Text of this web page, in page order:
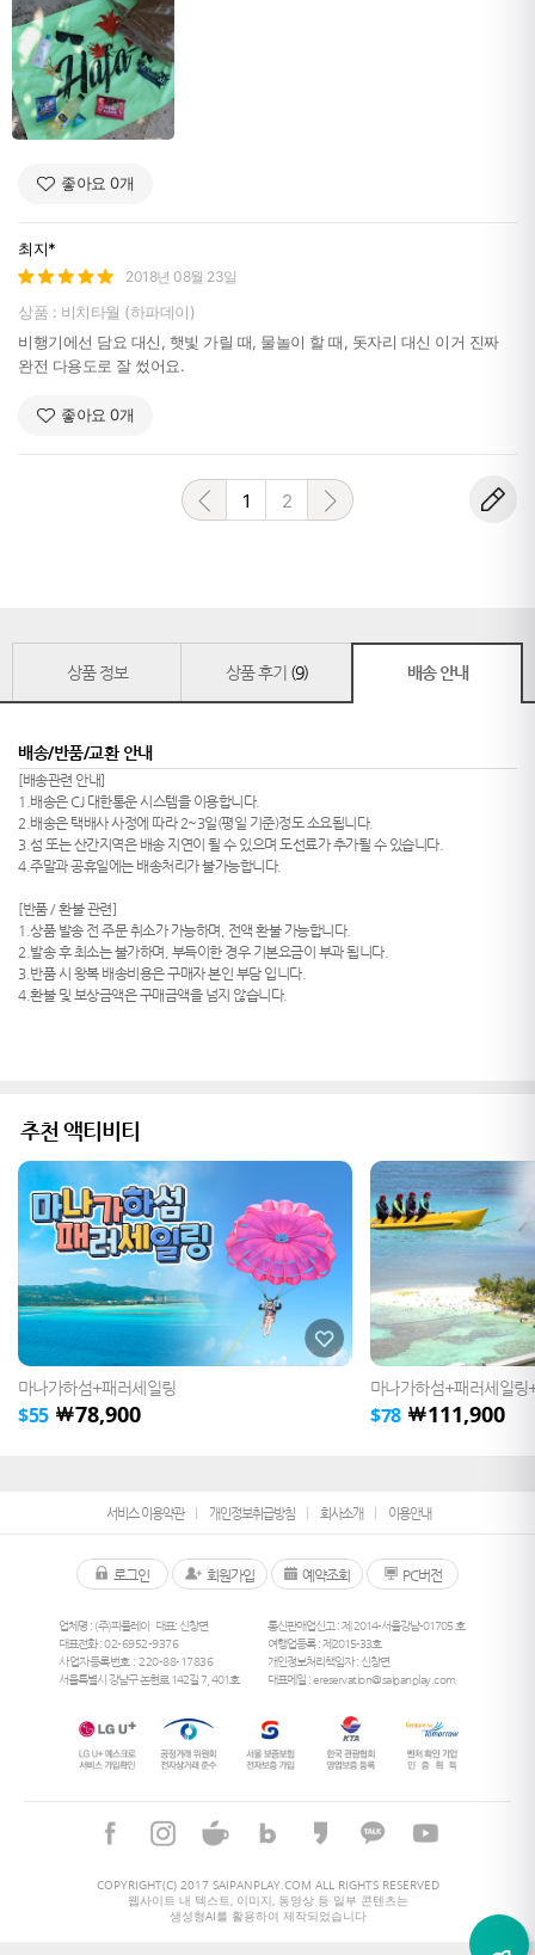
좋으니 (호텔 타올은 젖으면 빨리 안 마름 ㅠ 그래서 두르고 있으면 더 추움
ㅠㅠ) 없으신 분들은 이참에 겟 하세요 !
좋아요 0개
최지*
2018년 08월 23일
상품 : 비치타월 (하파데이)
비행기에선 담요 대신, 햇빛 가릴 때, 물놀이 할 때, 돗자리 대신 이거 진짜
완전 다용도로 잘 썼어요.
좋아요 0개
1 2
상품 정보 상품 후기 (9) 배송 안내
배송/반품/교환 안내
[배송관련 안내]
1.배송은 CJ 대한통운 시스템을 이용합니다.
2.배송은 택배사 사정에 따라 2~3일(평일 기준)정도 소요됩니다.
3.섬 또는 산간지역은 배송 지연이 될 수 있으며 도선료가 추가될 수 있습니다.
4.주말과 공휴일에는 배송처리가 불가능합니다.
[반품 / 환불 관련]
1.상품 발송 전 주문 취소가 가능하며, 전액 환불 가능합니다.
2.발송 후 최소는 불가하며, 부득이한 경우 기본요금이 부과 됩니다.
3.반품 시 왕복 배송비용은 구매자 본인 부담 입니다.
4.환불 및 보상금액은 구매금액을 넘지 않습니다.
추천 액티비티
마나가하섬+패러세일링
$55 ￦78,900
마나가하섬+패러세일링
$78 ￦111,900
서비스 이용약관 개인정보취급방침 회사소개 이용안내
로그인 회원가입 예약조회 PC버전
업체명 : (주)피플레이
대표: 신창면
대표전화 :02-6952-9376
사업자등록번호 : 220-88-17836
서울특별시 강남구 논현로 142길 7, 401호
통신판매업신고 : 제 2014-서울강남-01705 호
여행업등록 : 제2015-33호
개인정보처리책임자 : 신창면
대표메일 :ereservation@saipanplay.com
COPYRIGHT(C) 2017 SAIPANPLAY.COM ALL RIGHTS RESERVED
웹사이트 내 텍스트, 이미지, 동영상 등 일부 콘텐츠는
생성형AI를 활용하여 제작되었습니다